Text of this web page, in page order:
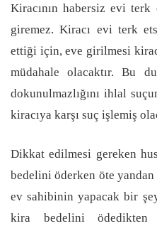
Kiracının habersiz evi
giremez. Kiracı evi terk
ettiği için, eve girilmesi
müdahale olacaktır. Bu
dokunulmazlığını ihlal
kiracıya karşı suç işlemiş
Dikkat edilmesi gereken
bedelini öderken öte yandan
ev sahibinin yapacak bir
kira bedelini